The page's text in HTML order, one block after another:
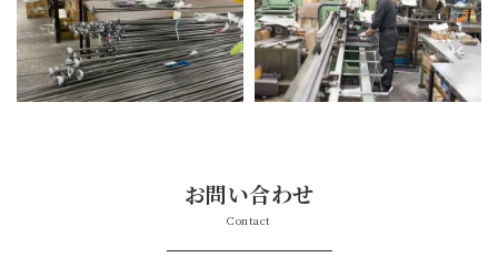
お問い合わせ
Contact